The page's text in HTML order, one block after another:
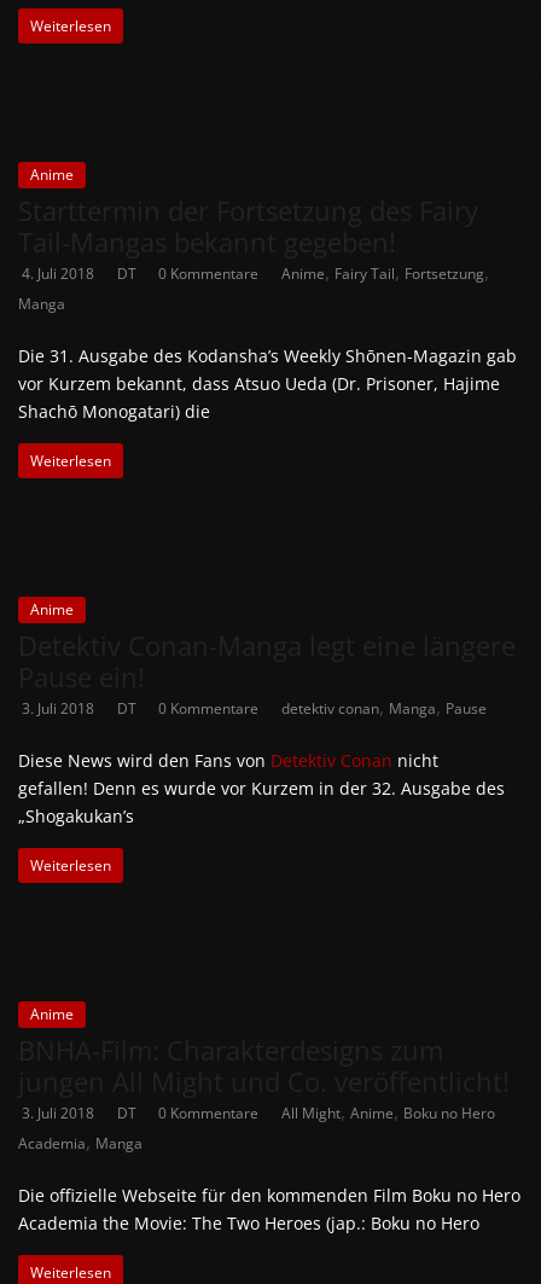
Weiterlesen
Anime
4. Juli 2018 DT 0 Kommentare Anime, Fairy Tail, Fortsetzung,
Manga
Die 31. Ausgabe des Kodansha’s Weekly Shōnen-Magazin gab
vor Kurzem bekannt, dass Atsuo Ueda (Dr. Prisoner, Hajime
Shachō Monogatari) die
Weiterlesen
Anime
3. Juli 2018 DT 0 Kommentare detektiv conan, Manga, Pause
Diese News wird den Fans von Detektiv Conan nicht
gefallen! Denn es wurde vor Kurzem in der 32. Ausgabe des
„Shogakukan’s
Weiterlesen
Anime
3. Juli 2018 DT 0 Kommentare All Might, Anime, Boku no Hero
Academia, Manga
Die offizielle Webseite für den kommenden Film Boku no Hero
Academia the Movie: The Two Heroes (jap.: Boku no Hero
Weiterlesen